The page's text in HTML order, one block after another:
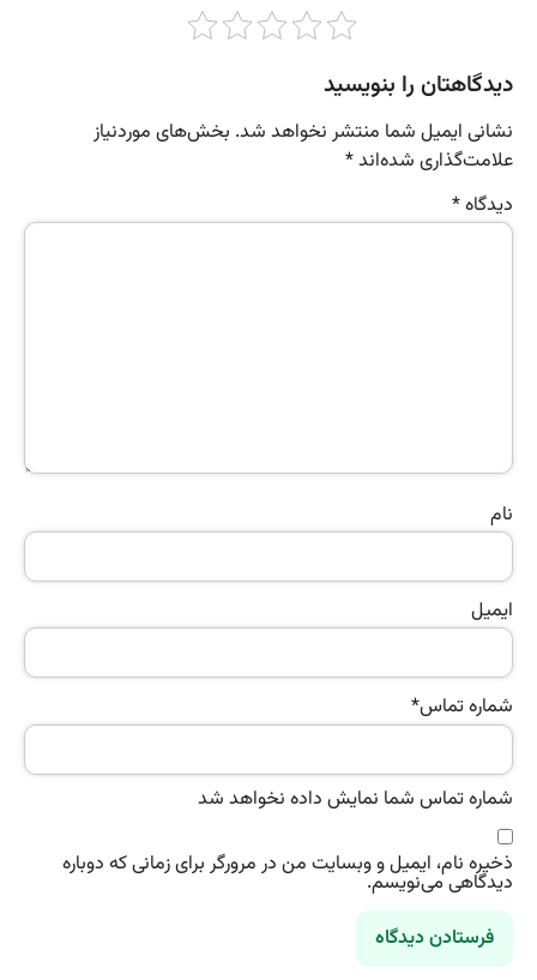
دیدگاهتان را بنویسید
نشانی ایمیل شما منتشر نخواهد شد. بخش‌های موردنیاز
علامت‌گذاری شده‌اند*
دیدگاه*
نام
ایمیل
شماره تماس*
شماره تماس شما نمایش داده نخواهد شد
ذخیره نام، ایمیل و وبسایت من در مرورگر برای زمانی که دوباره
دیدگاهی می‌نویسم.